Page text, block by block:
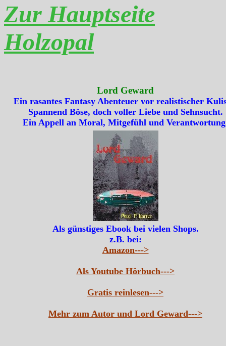
Zur Hauptseite
Holzopal
Lord Geward
Ein rasantes Fantasy Abenteuer vor realistischer
Spannend Böse, doch voller Liebe und Sehnsucht.
Ein Appell an Moral, Mitgefühl und
Als günstiges Ebook bei vielen Shops.
z.B. bei:
Amazon--->
Als Youtube Hörbuch--->
Gratis reinlesen--->
Mehr zum Autor und Lord Geward--->